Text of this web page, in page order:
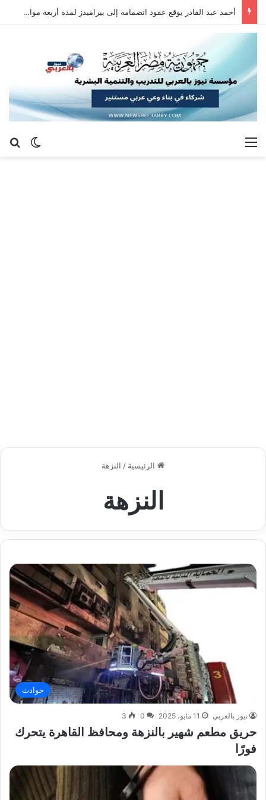
أحمد عبد القادر يوقع عقود انضمامه إلى بيراميدز لمدة أربعة مواسم
الوضع القائمة
الرئيسية / النزهة
النزهة
حوادث
نيوز بالعربي 11 مايو، 2025 0
3
حريق مطعم شهير بالنزهة ومحافظ القاهرة يتحرك
فورًا